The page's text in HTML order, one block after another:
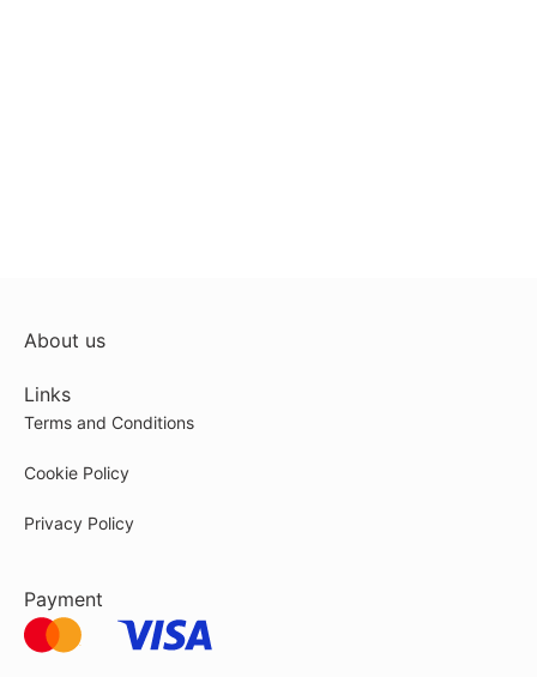
About us
Links
Terms and Conditions
Cookie Policy
Privacy Policy
Payment